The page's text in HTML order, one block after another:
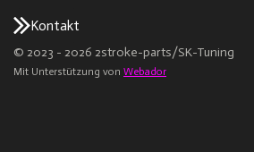
Kontakt
© 2023 - 2026 2stroke-parts/SK-Tuning
Mit Unterstützung von Webador